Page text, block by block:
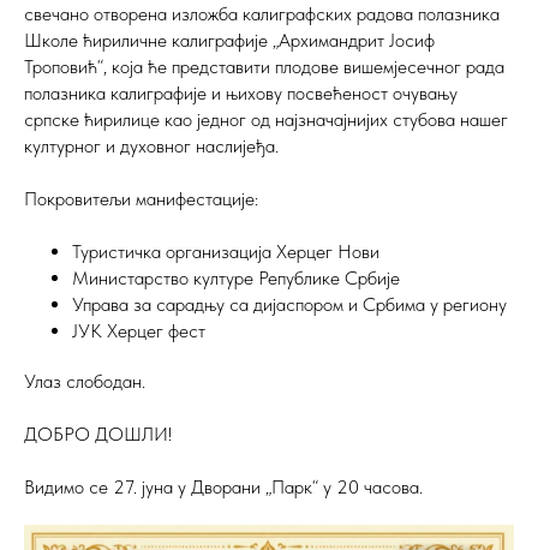
свечано отворена изложба калиграфских радова полазника
Школе ћириличне калиграфије „Архимандрит Јосиф
Троповић“, која ће представити плодове вишемјесечног рада
полазника калиграфије и њихову посвећеност очувању
српске ћирилице као једног од најзначајнијих стубова нашег
културног и духовног наслијеђа.
Покровитељи манифестације:
Туристичка организација Херцег Нови
Министарство културе Републике Србије
Управа за сарадњу са дијаспором и Србима у региону
ЈУК Херцег фест
Улаз слободан.
ДОБРО ДОШЛИ!
Видимо се 27. јуна у Дворани „Парк“ у 20 часова.